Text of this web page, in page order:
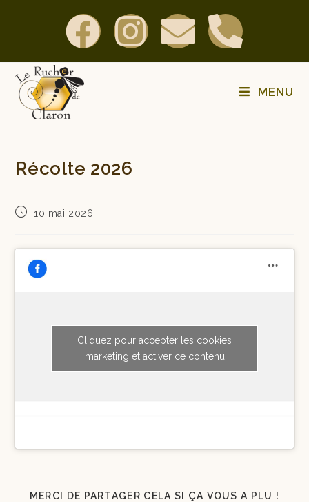
MENU
Récolte 2026
10 mai 2026
Cliquez pour accepter les cookies
marketing et activer ce contenu
MERCI DE PARTAGER CELA SI ÇA VOUS A PLU !